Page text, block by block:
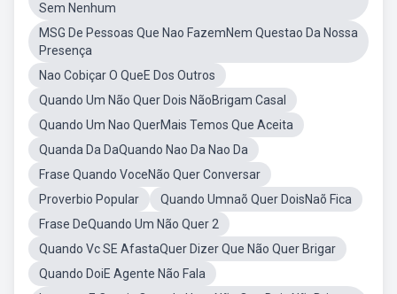
Sem Nenhum
MSG De Pessoas Que Nao FazemNem Questao Da Nossa
Presença
Nao Cobiçar O QueE Dos Outros
Quando Um Não Quer Dois NãoBrigam Casal
Quando Um Nao QuerMais Temos Que Aceita
Quanda Da DaQuando Nao Da Nao Da
Frase Quando VoceNão Quer Conversar
Proverbio Popular
Quando Umnaõ Quer DoisNaõ Fica
Frase DeQuando Um Não Quer 2
Quando Vc SE AfastaQuer Dizer Que Não Quer Brigar
Quando DoiE Agente Não Fala